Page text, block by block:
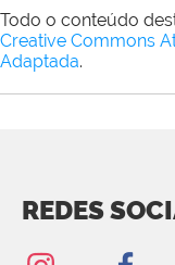
Todo o conteúdo
Creative Commons
Adaptada.
REDES